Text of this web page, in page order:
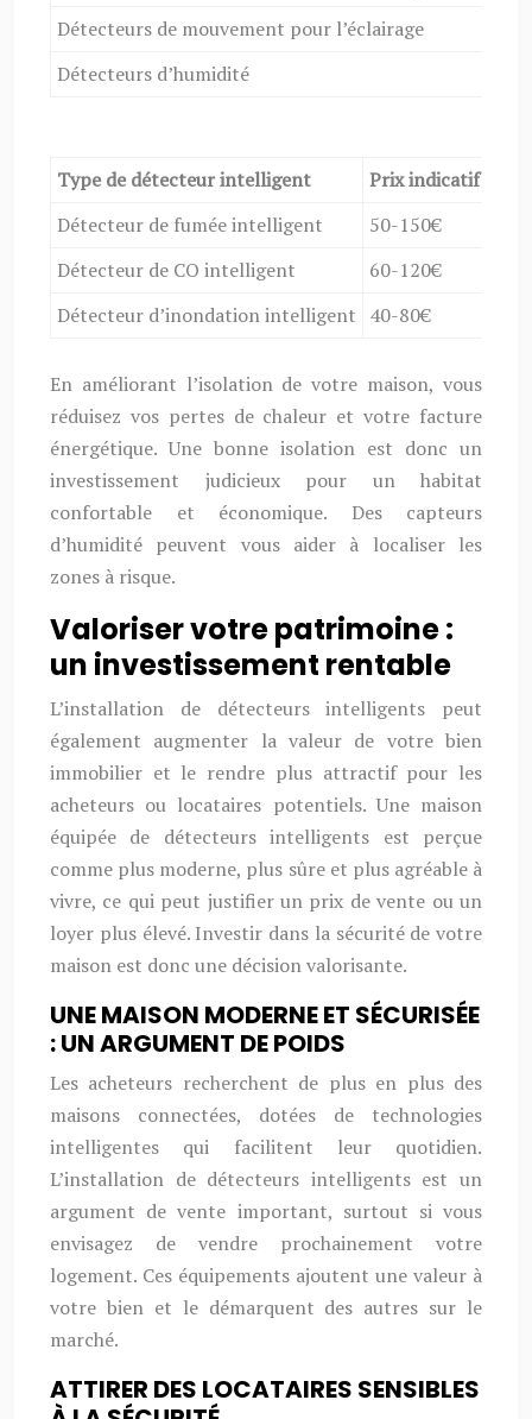
Détecteurs de mouvement pour l’éclairage
Détecteurs d’humidité
Type de détecteur intelligent Prix indicatif
Détecteur de fumée intelligent
50-150€
Détecteur de CO intelligent
60-120€
Détecteur d’inondation intelligent 40-80€
En améliorant l’isolation de votre maison, vous
réduisez vos pertes de chaleur et votre facture
énergétique. Une bonne isolation est donc un
investissement judicieux pour un habitat
confortable et économique. Des capteurs
d’humidité peuvent vous aider à localiser les
zones à risque.
Valoriser votre patrimoine :
un investissement rentable
L’installation de détecteurs intelligents peut
également augmenter la valeur de votre bien
immobilier et le rendre plus attractif pour les
acheteurs ou locataires potentiels. Une maison
équipée de détecteurs intelligents est perçue
comme plus moderne, plus sûre et plus agréable à
vivre, ce qui peut justifier un prix de vente ou un
loyer plus élevé. Investir dans la sécurité de votre
maison est donc une décision valorisante.
UNE MAISON MODERNE ET SÉCURISÉE
: UN ARGUMENT DE POIDS
Les acheteurs recherchent de plus en plus des
maisons connectées, dotées de technologies
intelligentes qui facilitent leur quotidien.
L’installation de détecteurs intelligents est un
argument de vente important, surtout si vous
envisagez de vendre prochainement votre
logement. Ces équipements ajoutent une valeur à
votre bien et le démarquent des autres sur le
marché.
ATTIRER DES LOCATAIRES SENSIBLES